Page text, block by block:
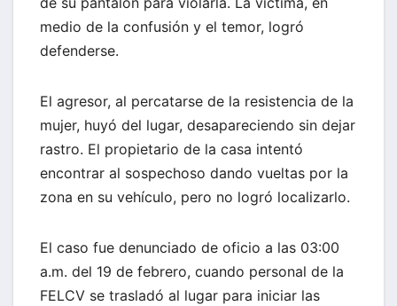
medio de la confusión y el temor, logró
defenderse.
El agresor, al percatarse de la resistencia de la
mujer, huyó del lugar, desapareciendo sin dejar
rastro. El propietario de la casa intentó
encontrar al sospechoso dando vueltas por la
zona en su vehículo, pero no logró localizarlo.
El caso fue denunciado de oficio a las 03:00
a.m. del 19 de febrero, cuando personal de la
FELCV se trasladó al lugar para iniciar las